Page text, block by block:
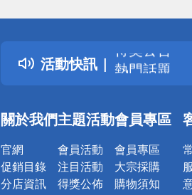
活動快訊
詐騙網頁！
得獎公告
熱門話題
銀行優惠
詐騙網頁！
關於我們
官網
促銷目錄
分店資訊
主題活動
會員活動
注目活動
得獎公佈
會員專區
會員專區
大宗採購
購物須知